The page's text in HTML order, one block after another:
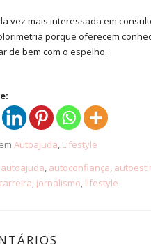
vez mais interessada em
porque oferecem
de bem com o espelho.
Autoajuda, Lifestyle
autoajuda, autoconfiança,
carreira, jornalismo, lifestyle